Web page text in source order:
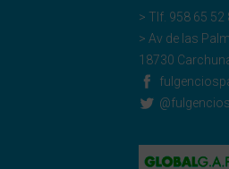
> Tlf. 958 65 52
> Av de las
18730